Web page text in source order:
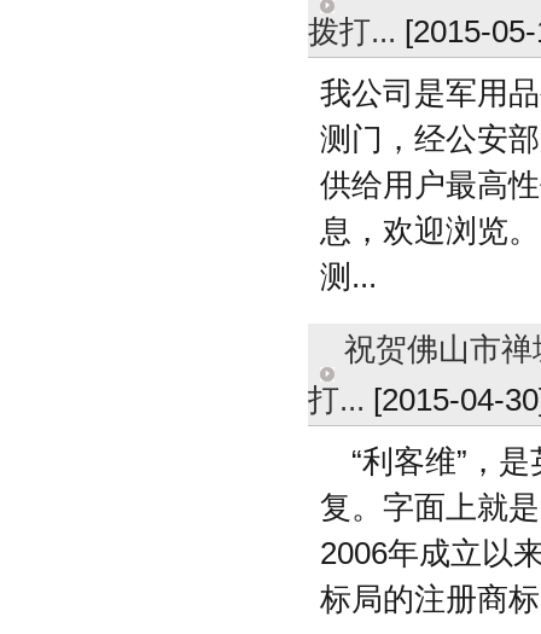
拨打... [2015-
我公司是军用
测门，经公安
供给用户最高
息，欢迎浏览
测...
祝贺佛山市
打... [2015-04-
“利客维”，是
复。字面上就
2006年成立以
标局的注册商